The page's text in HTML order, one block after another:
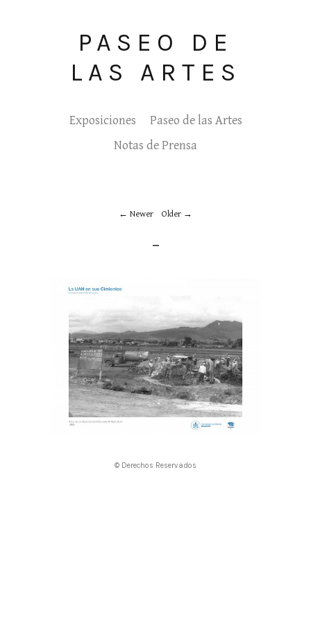
PASEO DE
LAS ARTES
Exposiciones
Paseo de las Artes
Notas de Prensa
Newer Older
_
© Derechos Reservados